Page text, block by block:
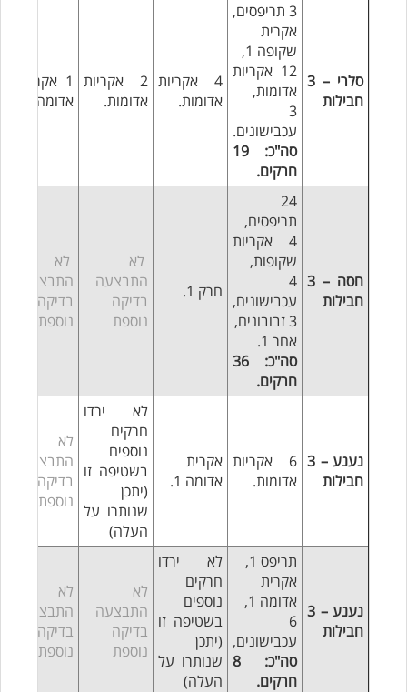
סלרי – 3
חבילות
3 תריפסים,
אקרית
שקופה 1,
12 אקריות
אדומות,
3
עכבישונים.
סה"כ: 19
חרקים.
4 אקריות
אדומות.
2 אקריות
אדומות.
1 אקרית
אדומה.
חסה – 3
חבילות
24
תריפסים,
4 אקריות
שקופות,
4
עכבישונים,
3 זבובונים,
אחר 1.
סה"כ: 36
חרקים.
חרק 1.
לא
התבצעה
בדיקה
נוספת
לא
התבצעה
בדיקה
נוספת
נענע – 3
חבילות
6 אקריות
אדומות.
אקרית
אדומה 1.
לא ירדו
חרקים
נוספים
בשטיפה זו
(יתכן
שנותרו על
העלה)
לא
התבצעה
בדיקה
נוספת
נענע – 3
חבילות
תריפס 1,
אקרית
אדומה 1,
6
עכבישונים,
סה"כ: 8
חרקים.
לא ירדו
חרקים
נוספים
בשטיפה זו
(יתכן
שנותרו על
העלה)
לא
התבצעה
בדיקה
נוספת
לא
התבצעה
בדיקה
נוספת